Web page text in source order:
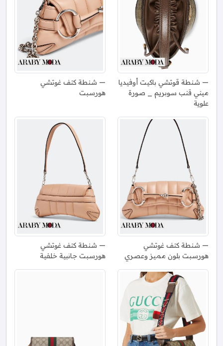
شنطة قوتشي باكيت أوفيديا
ميني قنب سوبريم _ صورة
علوية
شنطة كتف غوتشي
هورسبت
شنطة كتف غوتشي
هورسبت بلون مميز وعصري
شنطة كتف غوتشي
هورسبت جانبية خلفية